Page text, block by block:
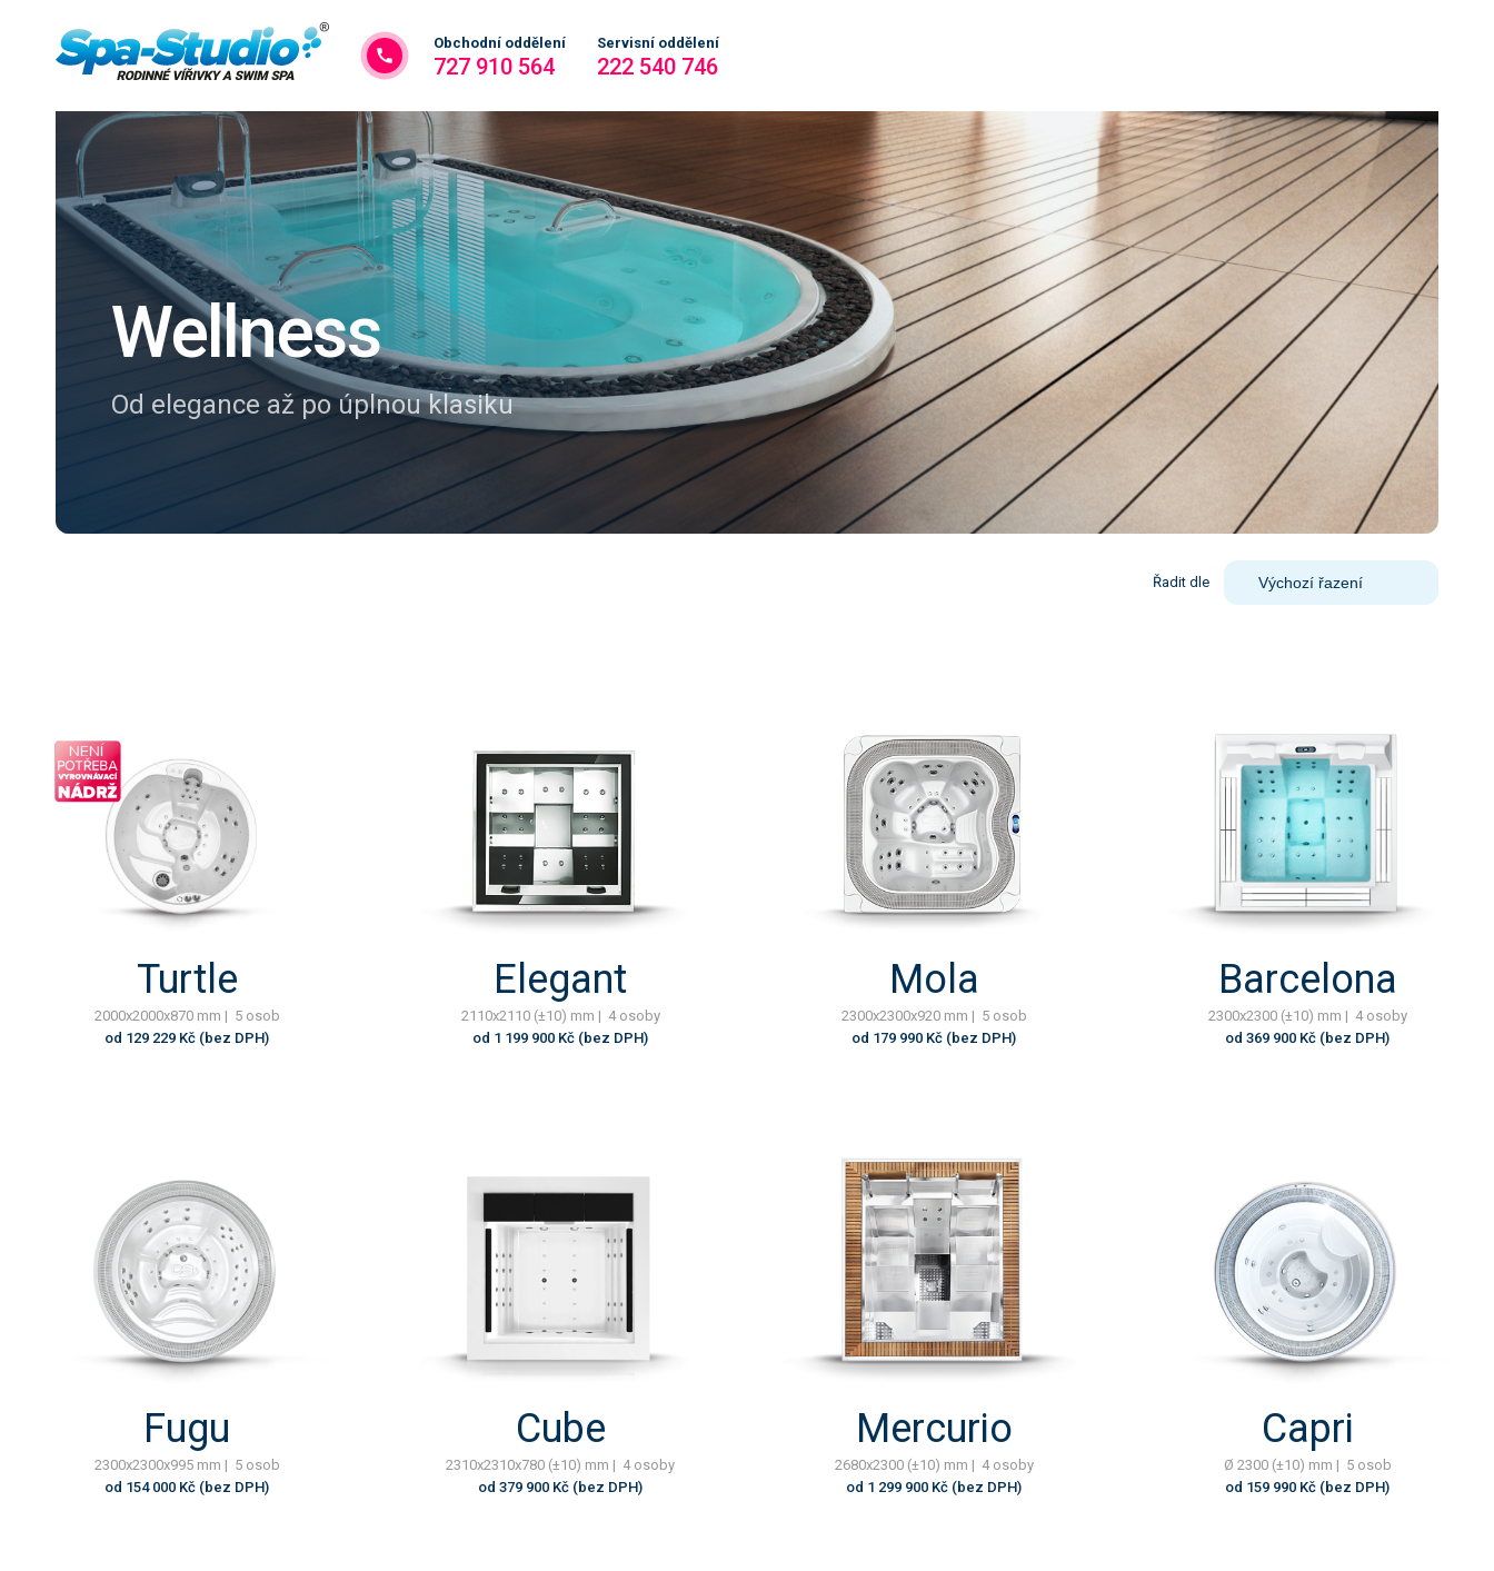
Obchodní oddělení
727 910 564
Servisní oddělení
222 540 746
Wellness
Od elegance až po úplnou klasiku
Řadit dle
Turtle
2000x2000x870 mm | 5 osob
od 129 229 Kč (bez DPH)
Elegant
2110x2110 (±10) mm | 4 osoby
od 1 199 900 Kč (bez DPH)
Mola
2300x2300x920 mm | 5 osob
od 179 990 Kč (bez DPH)
Barcelona
2300x2300 (±10) mm | 4 osoby
od 369 900 Kč (bez DPH)
Fugu
2300x2300x995 mm | 5 osob
od 154 000 Kč (bez DPH)
Cube
2310x2310x780 (±10) mm | 4 osoby
od 379 900 Kč (bez DPH)
Mercurio
2680x2300 (±10) mm | 4 osoby
od 1 299 900 Kč (bez DPH)
Capri
Ø 2300 (±10) mm | 5 osob
od 159 990 Kč (bez DPH)